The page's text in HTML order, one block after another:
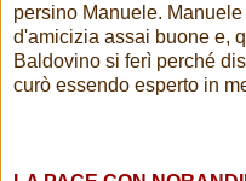
persino Manuele.
d'amicizia assai buone e,
Baldovino si ferì perché
curò essendo esperto in